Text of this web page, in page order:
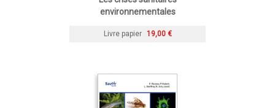
environnementales
Livre papier 19,00 €